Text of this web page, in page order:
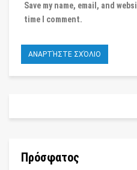
Save my name, email, and
time I comment.
Πρόσφατος